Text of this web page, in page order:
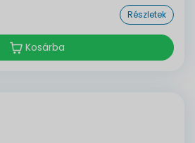
Részletek
Kosárba